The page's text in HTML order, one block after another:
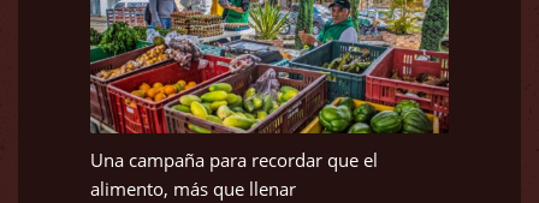
Una campaña para recordar que el
alimento, más que llenar